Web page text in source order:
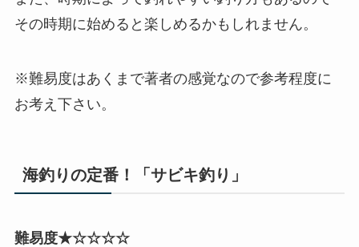
その時期に始めると楽しめるかもしれません。
※難易度はあくまで著者の感覚なので参考程度に
お考え下さい。
海釣りの定番！「サビキ釣り」
難易度★☆☆☆☆